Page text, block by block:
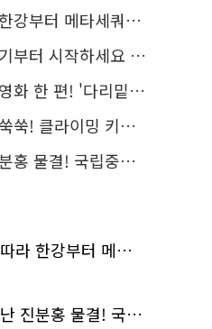
아 숲길까지…서울둘레길 15코스
작하세요 '서울에디션25'
'다리밑 영화관' 무료 상영
키즈카페·어린이 체력장
중앙박물관 배롱나무 명소
주황색 리본 따라 한강부터 메타세쿼이아 숲길까지…서울둘레길 15코스
폭염 속 피어난 진분홍 물결! 국립중앙박물관 배롱나무 명소